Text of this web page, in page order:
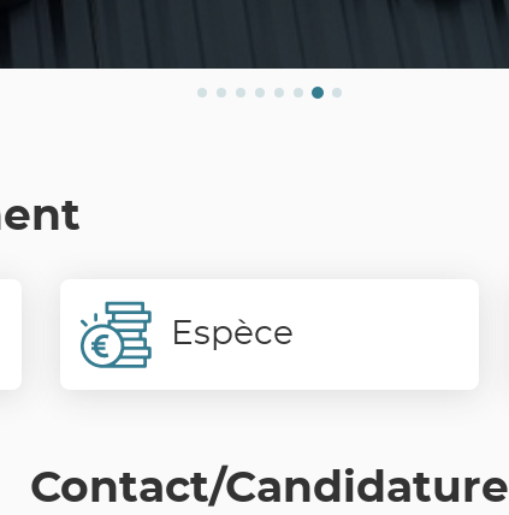
Espèce
Contact/Candidature